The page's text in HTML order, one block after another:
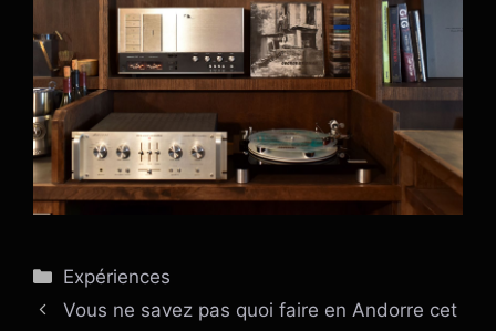
Catégories
Expériences
Vous ne savez pas quoi faire en Andorre cet